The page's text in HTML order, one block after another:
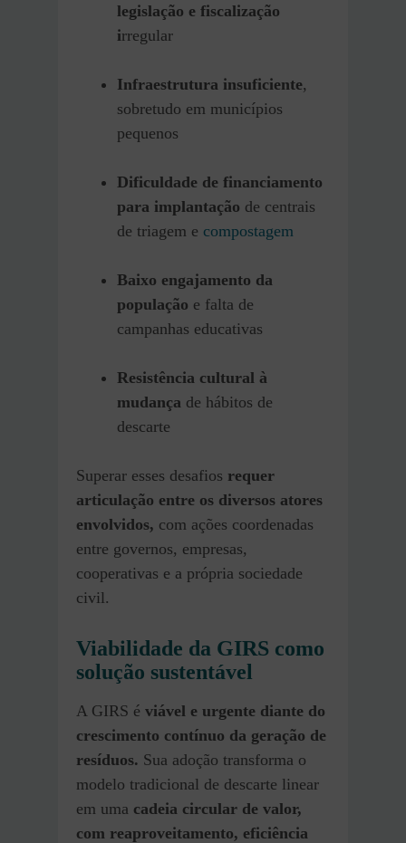
legislação e fiscalização
irregular
Infraestrutura insuficiente,
sobretudo em municípios
pequenos
Dificuldade de financiamento
para implantação de centrais
de triagem e compostagem
Baixo engajamento da
população e falta de
campanhas educativas
Resistência cultural à
mudança de hábitos de
descarte
Superar esses desafios requer
articulação entre os diversos atores
envolvidos, com ações coordenadas
entre governos, empresas,
cooperativas e a própria sociedade
civil.
Viabilidade da GIRS como
solução sustentável
A GIRS é viável e urgente diante do
crescimento contínuo da geração de
resíduos. Sua adoção transforma o
modelo tradicional de descarte linear
em uma cadeia circular de valor,
com reaproveitamento, eficiência